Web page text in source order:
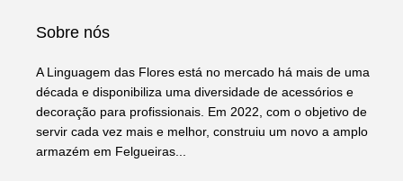
Sobre nós
A Linguagem das Flores está no mercado há mais de uma
década e disponibiliza uma diversidade de acessórios e
decoração para profissionais. Em 2022, com o objetivo de
servir cada vez mais e melhor, construiu um novo a amplo
armazém em Felgueiras...